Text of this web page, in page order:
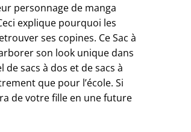
personnage de manga
explique pourquoi les
ses copines. Ce Sac à
son look unique dans
sacs à dos et de sacs à
que pour l’école. Si
de votre fille en une future